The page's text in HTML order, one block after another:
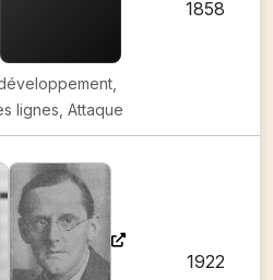
lignes, Attaque
1858
1922